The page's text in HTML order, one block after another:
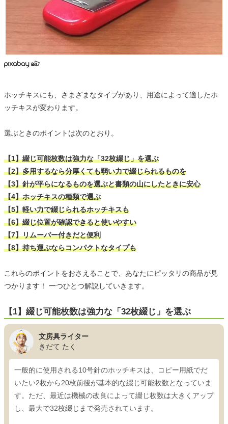
ホッチキスにも、さまざまなタイプがあり、用途によって適したホ
ッチキスが変わります。
選ぶときのポイントは次のとおり。
【1】綴じ可能枚数は強力な「32枚綴じ」を選ぶ
【2】多用するなら分厚くても弱い力で綴じられるものを
【3】針が平らになるものを選ぶと書類の山にしたときに安心
【4】ホッチキスの種類で選ぶ
【5】軽い力で綴じられるホッチキスも
【6】綴じ位置が確認できると使いやすい
【7】リムーバー付きだと便利
【8】持ち運ぶならコンパクトなタイプも
これらのポイントをおさえることで、あなたにピッタリの商品が見
つかります！ 一つひとつ解説していきます。
【1】綴じ可能枚数は強力な「32枚綴じ」を選ぶ
文房具ライター
きだて たく
一般的に使用される10号針のホッチキスは、コピー用紙でだ
いたい2枚から20枚前後が基本的な綴じ可能枚数となっていま
す。ただ、最近は機械の改良によって綴じ枚数は大きくアップ
し、最大で32枚綴じまで発売されています。